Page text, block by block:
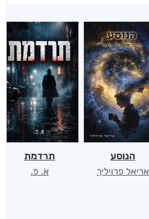
הנוסע
אריאל פרויליך
תרדמת
א. פ.